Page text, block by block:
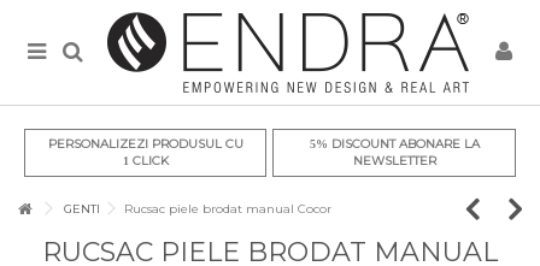
PERSONALIZEZI PRODUSUL CU
1CLICK
5% DISCOUNT ABONARE LA
NEWSLETTER
GENTI Rucsac piele brodat manual Cocor
RUCSAC PIELE BRODAT MANUAL